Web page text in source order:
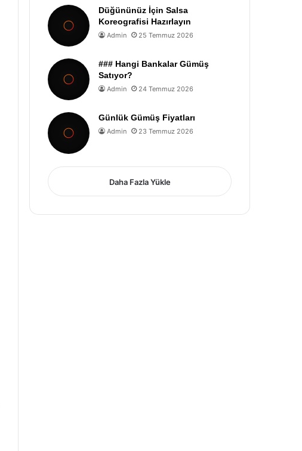
Düğününüz İçin Salsa
Koreografisi Hazırlayın
Admin 25 Temmuz 2026
### Hangi Bankalar Gümüş
Satıyor?
Admin 24 Temmuz 2026
Günlük Gümüş Fiyatları
Admin 23 Temmuz 2026
Daha Fazla Yükle